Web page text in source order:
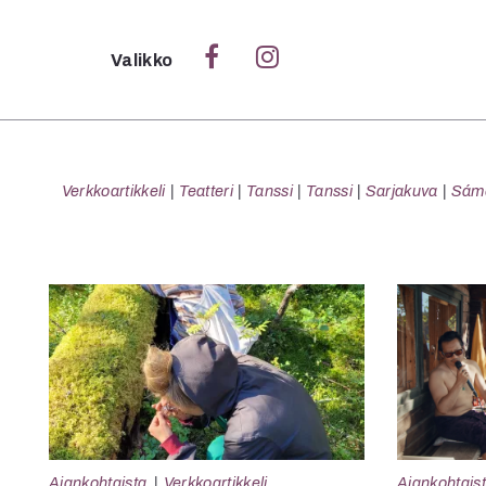
Sulje
Valikko
Verkkoartikkeli Teatteri Tanssi Tanssi Sarjakuva
Ajankohtaista Verkkoartikkeli